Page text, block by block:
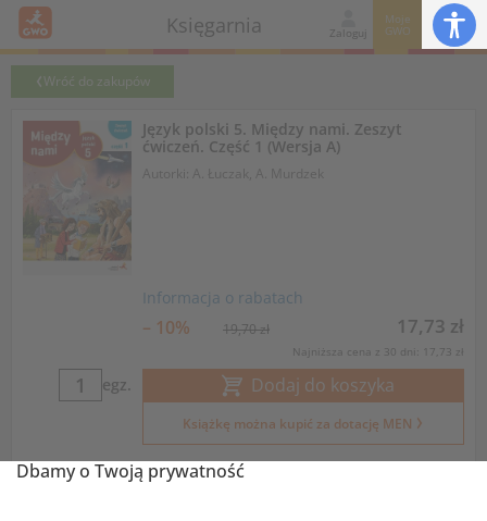
Księgarnia Zaloguj
Moje
GWO
Wróć do zakupów
egz.
– 10%
Informacja o rabatach
19,70 zł 17,73 zł
Najniższa cena z 30 dni: 17,73 zł
Dodaj do koszyka
Książkę można kupić za dotację MEN
Język polski 5. Między nami. Zeszyt
ćwiczeń. Część 1 (Wersja A)
Autorki: A. Łuczak, A. Murdzek
Dbamy o Twoją prywatność